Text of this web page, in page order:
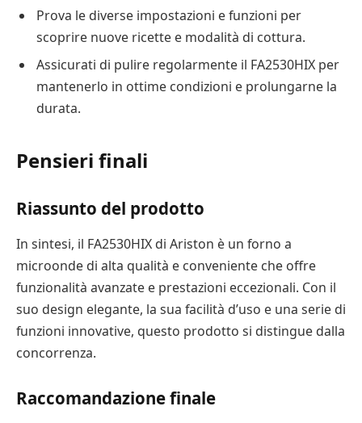
Prova le diverse impostazioni e funzioni per
scoprire nuove ricette e modalità di cottura.
Assicurati di pulire regolarmente il FA2530HIX per
mantenerlo in ottime condizioni e prolungarne la
durata.
Pensieri finali
Riassunto del prodotto
In sintesi, il FA2530HIX di Ariston è un forno a
microonde di alta qualità e conveniente che offre
funzionalità avanzate e prestazioni eccezionali. Con il
suo design elegante, la sua facilità d’uso e una serie di
funzioni innovative, questo prodotto si distingue dalla
concorrenza.
Raccomandazione finale